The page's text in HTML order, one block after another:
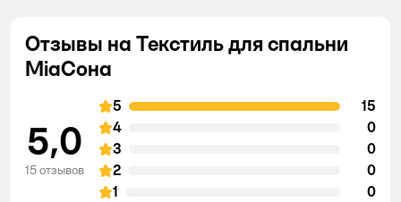
Отзывы на Текстиль для спальни
MiaСона
5,0
15 отзывов
5
15
4
0
3
0
2
0
1
0